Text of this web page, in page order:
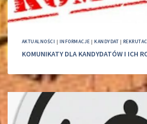
AKTUALNOŚCI | INFORMACJE |KANDYDAT |
KOMUNIKATY DLA KANDYDATÓW I ICH